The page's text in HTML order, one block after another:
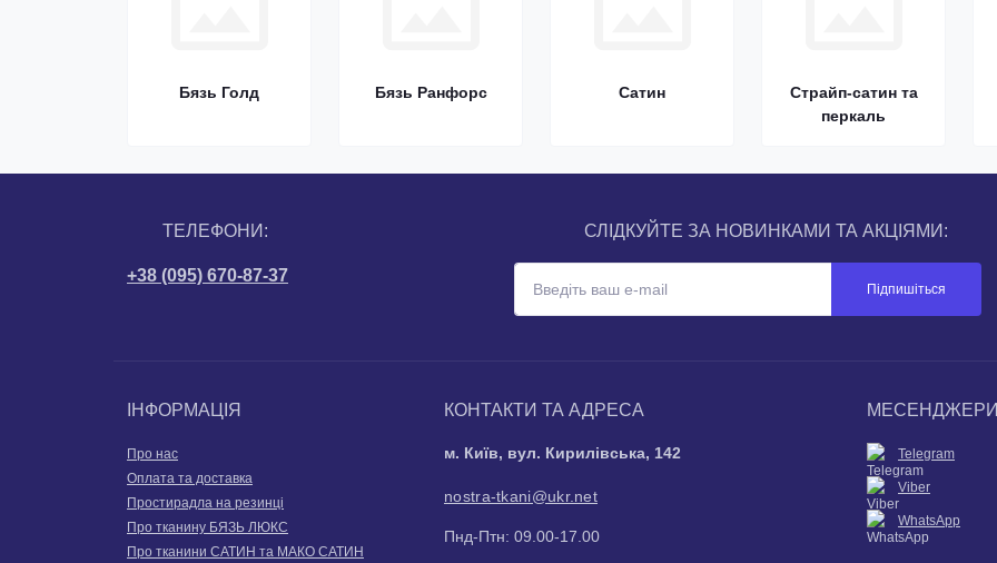
Бязь Голд Бязь Ранфорс Сатин
Страйп-сатин та
перкаль
ТЕЛЕФОНИ:
+38 (095) 670-87-37
СЛІДКУЙТЕ ЗА НОВИНКАМИ ТА АКЦІЯМИ:
Підпишіться
ІНФОРМАЦІЯ
Про нас
Оплата та доставка
Простирадла на резинці
Про тканину БЯЗЬ ЛЮКС
Про тканини САТИН та МАКО САТИН
КОНТАКТИ ТА АДРЕСА
м. Київ, вул. Кирилівська, 142
nostra-tkani@ukr.net
Пнд-Птн: 09.00-17.00
Telegram
Viber
WhatsApp